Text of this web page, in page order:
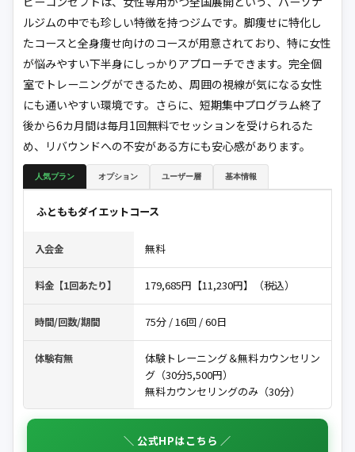
ルジムの中でも珍しい特徴を持つジムです。脚痩せに特化し
たコースと全身痩せ向けのコースが用意されており、特に女性
が悩みやすい下半身にしっかりアプローチできます。完全個
室でトレーニングができるため、周囲の視線が気になる女性
にも通いやすい環境です。さらに、短期集中プログラム終了
後から6カ月間は毎月1回無料でセッションを受けられるた
め、リバウンドへの不安がある方にも安心感があります。
人気プラン オプション ユーザー層 基本情報
ふとももダイエットコース
入会金 無料
料金【1回あたり】 179,685円【11,230円】（税込）
時間/回数/期間 75分 / 16回 / 60日
体験有無
体験トレーニング＆無料カウンセリン
グ（30分5,500円）
無料カウンセリングのみ（30分）
＼ 公式HPはこちら ／